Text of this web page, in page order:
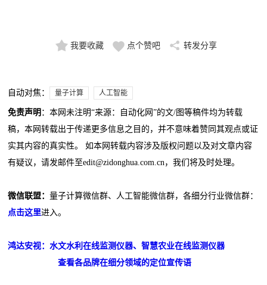
我要收藏 点个赞吧 转发分享
自动对焦： 量子计算 人工智能
免责声明 ：本网未注明“来源：自动化网”的文/图等稿件均为转载
稿，本网转载出于传递更多信息之目的，并不意味着赞同其观点或证
实其内容的真实性。 如本网转载内容涉及版权问题以及对文章内容
有疑议，请发邮件至edit@zidonghua.com.cn，我们将及时处理。
微信联盟：量子计算微信群、人工智能微信群，各细分行业微信群：
点击这里进入。
鸿达安视：水文水利在线监测仪器、智慧农业在线监测仪器
查看各品牌在细分领域的定位宣传语